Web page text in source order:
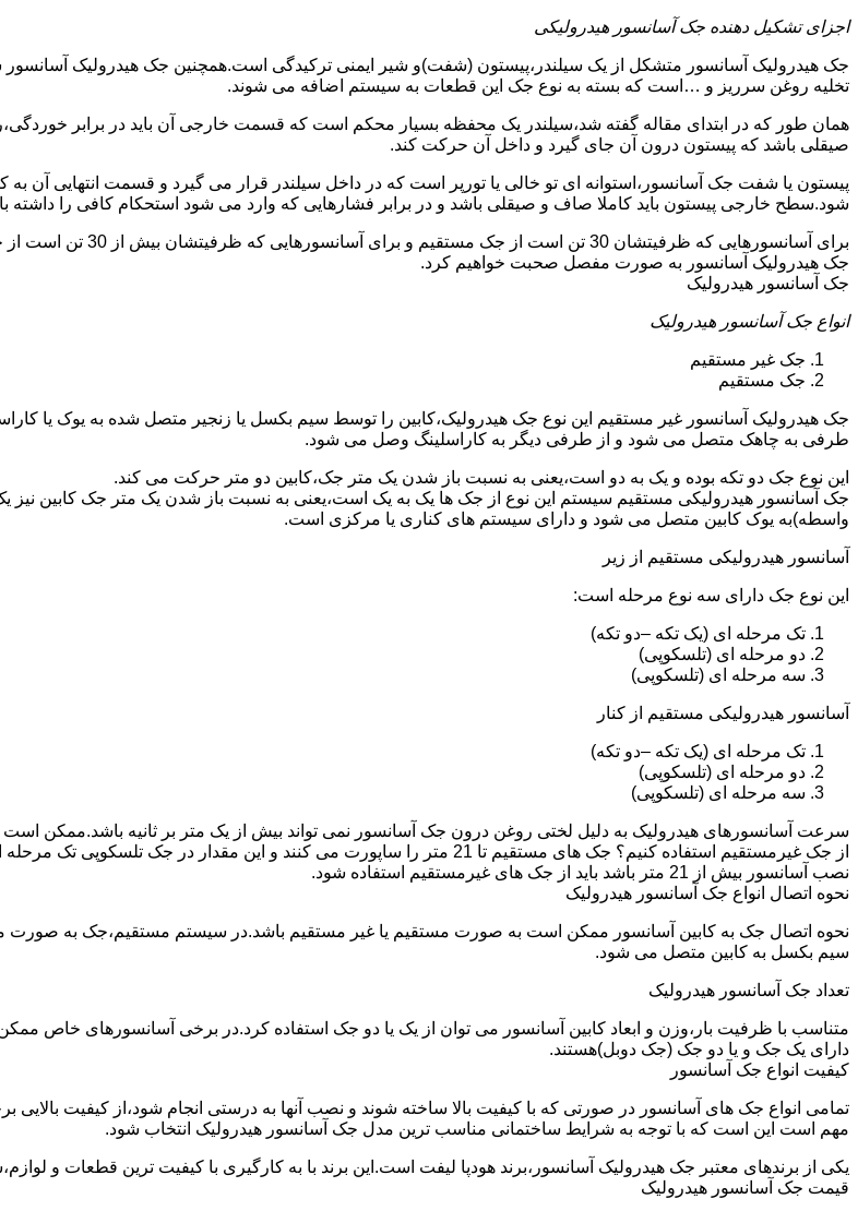
اجزای تشکیل دهنده جک آسانسور هیدرولیکی
جک هیدرولیک آسانسور متشکل از یک سیلندر،پیستون (شفت)و شیر ایمنی ترکیدگی است.همچنین جک هیدرولیک آسانسور
تخلیه روغن سرریز و …است که بسته به نوع جک این قطعات به سیستم اضافه می شوند.
همان طور که در ابتدای مقاله گفته شد،سیلندر یک محفظه بسیار محکم است که قسمت خارجی آن باید در برابر
صیقلی باشد که پیستون درون آن جای گیرد و داخل آن حرکت کند.
پیستون یا شفت جک آسانسور،استوانه ای تو خالی یا تورپر است که در داخل سیلندر قرار می گیرد و قسمت انتهایی
شود.سطح خارجی پیستون باید کاملا صاف و صیقلی باشد و در برابر فشارهایی که وارد می شود استحکام کافی را داشته
برای آسانسورهایی که
جک هیدرولیک آسانسور به صورت مفصل صحبت خواهیم کرد.
جک آسانسور هیدرولیک
انواع جک آسانسور هیدرولیک
جک غیر مستقیم
جک مستقیم
جک هیدرولیک آسانسور غیر مستقیم این نوع جک هیدرولیک،کابین را توسط سیم بکسل یا زنجیر متصل شده به یوک یا
طرفی به چاهک متصل می شود و از طرفی دیگر به کاراسلینگ وصل می شود.
این نوع جک دو تکه بوده و یک به دو است،یعنی به نسبت باز شدن یک متر جک،کابین دو متر حرکت می کند.
جک آسانسور هیدرولیکی مستقیم سیستم این نوع از جک ها یک به یک است،یعنی به نسبت باز شدن یک متر جک کابین
واسطه)به یوک کابین متصل می شود و دارای سیستم های کناری یا مرکزی است.
آسانسور هیدرولیکی مستقیم از زیر
این نوع جک دارای سه نوع مرحله است:
تک مرحله ای (یک تکه –دو تکه)
دو مرحله ای (تلسکوپی)
سه مرحله ای (تلسکوپی)
آسانسور هیدرولیکی مستقیم از کنار
تک مرحله ای (یک تکه –دو تکه)
دو مرحله ای (تلسکوپی)
سه مرحله ای (تلسکوپی)
سرعت آسانسورهای هیدرولیک به دلیل لختی روغن درون جک آسانسور نمی تواند بیش از یک متر بر ثانیه باشد.ممکن
نصب آسانسور بیش از 21 متر باشد باید از جک های غیرمستقیم استفاده شود.
نحوه اتصال انواع جک آسانسور هیدرولیک
نحوه اتصال جک به کابین آسانسور ممکن است به صورت مستقیم یا غیر مستقیم باشد.در سیستم مستقیم،جک به
سیم بکسل به کابین متصل می شود.
تعداد جک آسانسور هیدرولیک
متناسب با ظرفیت بار،وزن و ابعاد کابین آسانسور می توان از یک یا دو جک استفاده کرد.در برخی آسانسورهای خاص
دارای یک جک و یا دو جک (جک دوبل)هستند.
کیفیت انواع جک آسانسور
تمامی انواع جک های آسانسور در صورتی که با کیفیت بالا ساخته شوند و نصب آنها به درستی انجام شود،از کیفیت
مهم است این است که با توجه به شرایط ساختمانی مناسب ترین مدل جک آسانسور هیدرولیک انتخاب شود.
یکی از برندهای معتبر جک هیدرولیک آسانسور،برند هودپا لیفت است.این برند با به کارگیری با کیفیت ترین قطعات و
قیمت جک آسانسور هیدرولیک